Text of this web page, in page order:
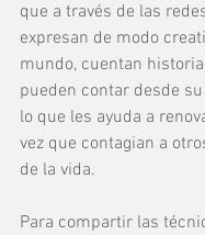
que a través de las
expresan de modo
mundo, cuentan
pueden contar desde
lo que les ayuda a
vez que contagian a
de la vida.
Para compartir las